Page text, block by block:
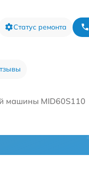
Статус ремонта
машины MID60S110